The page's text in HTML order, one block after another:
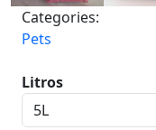
Categories:
Pets
Litros